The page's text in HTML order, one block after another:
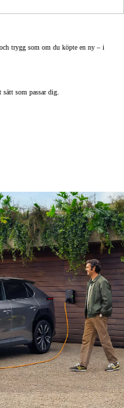
trygg som om du köpte en ny – i
som passar dig.